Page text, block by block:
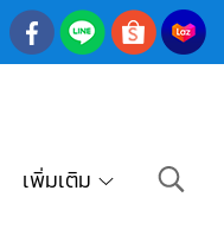
เพิ่มเติม